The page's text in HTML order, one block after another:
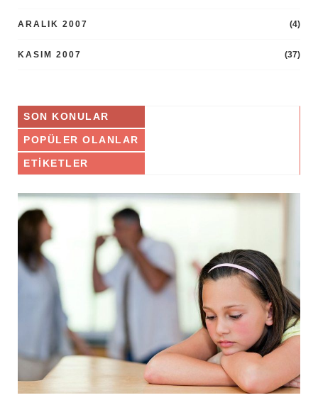
ARALIK 2007 (4)
KASIM 2007 (37)
SON KONULAR
POPÜLER OLANLAR
ETIKETLER